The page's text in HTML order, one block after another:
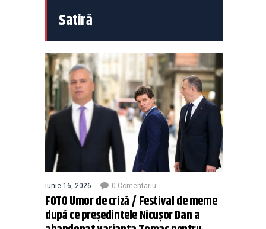
Satiră
iunie 16, 2026 0 Comentariu
FOTO Umor de criză / Festival de meme
după ce președintele Nicușor Dan a